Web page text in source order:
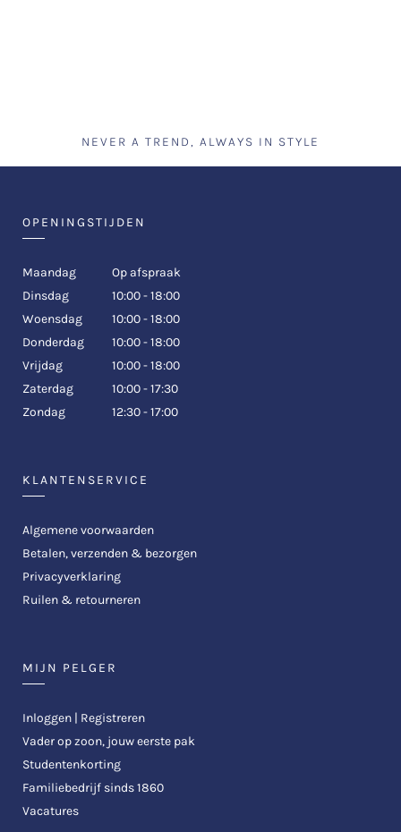
NEVER A TREND, ALWAYS IN STYLE
OPENINGSTIJDEN
Maandag
Op afspraak
Dinsdag
10:00 - 18:00
Woensdag
10:00 - 18:00
Donderdag
10:00 - 18:00
Vrijdag
10:00 - 18:00
Zaterdag
10:00 - 17:30
Zondag
12:30 - 17:00
KLANTENSERVICE
Algemene voorwaarden
Betalen, verzenden & bezorgen
Privacyverklaring
Ruilen & retourneren
MIJN PELGER
Inloggen | Registreren
Vader op zoon, jouw eerste pak
Studentenkorting
Familiebedrijf sinds 1860
Vacatures